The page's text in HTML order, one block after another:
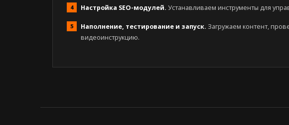
Настройка SEO-модулей. Устанавливаем инструменты для
Наполнение, тестирование и запуск. Загружаем контент,
видеоинструкцию.